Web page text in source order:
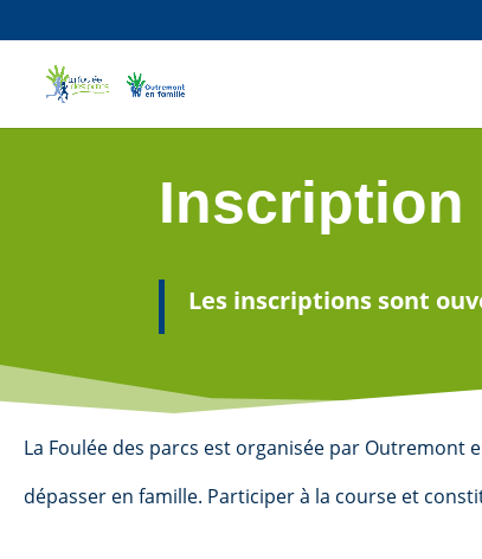
Inscription
Les inscriptions sont
La Foulée des parcs est organisée par
dépasser en famille. Participer à la course et